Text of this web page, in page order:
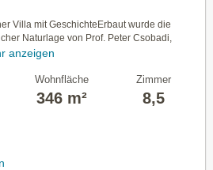
Villa mit GeschichteErbaut wurde die
Naturlage von Prof. Peter Csobadi,
anzeigen
Wohnfläche
346 m²
Zimmer
8,5